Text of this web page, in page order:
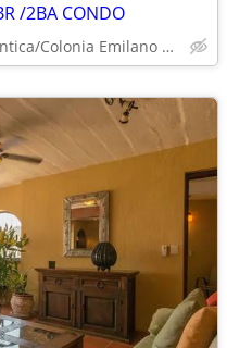
/2BA CONDO
(Zona Romantica/Colonia Emilano Zapata)